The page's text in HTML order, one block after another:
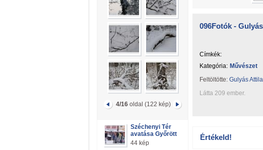
4/16oldal (122 kép)
Széchenyi Tér
avatása Győrött
44 kép
096Fotók -
Címkék:
Kategória: Művészet
Feltöltötte: Gulyás Attila
Látta 209 ember.
Értékeld!